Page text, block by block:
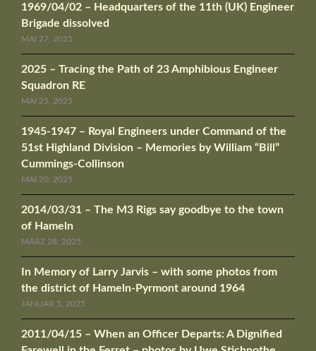
1969/04/02 – Headquarters of the 11th (UK) Engineer
Brigade dissolved
MAI 27, 2025
2025 – Tracing the Path of 23 Amphibious Engineer
Squadron RE
MAI 25, 2025
1945-1947 – Royal Engineers under Command of the
51st Highland Division – Memories by William “Bill”
Cummings-Collinson
MAI 20, 2025
2014/03/31 – The M3 Rigs say goodbye to the town
of Hameln
MÄRZ 28, 2025
In Memory of Larry Jarvis – with some photos from
the district of Hameln-Pyrmont around 1964
JANUAR 5, 2025
2011/04/15 – When an Officer Departs: A Dignified